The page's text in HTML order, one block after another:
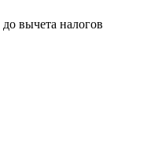
до вычета налогов